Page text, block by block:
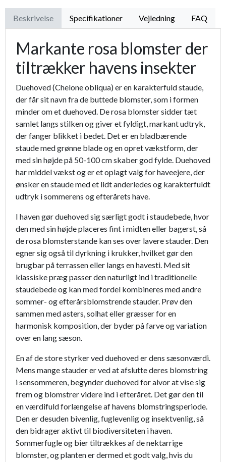
Beskrivelse Specifikationer Vejledning FAQ
Markante rosa blomster der
tiltrækker havens insekter
Duehoved (Chelone obliqua) er en karakterfuld staude,
der får sit navn fra de buttede blomster, som i formen
minder om et duehoved. De rosa blomster sidder tæt
samlet langs stilken og giver et fyldigt, markant udtryk,
der fanger blikket i bedet. Det er en bladbærende
staude med grønne blade og en opret vækstform, der
med sin højde på 50-100 cm skaber god fylde. Duehoved
har middel vækst og er et oplagt valg for haveejere, der
ønsker en staude med et lidt anderledes og karakterfuldt
udtryk i sommerens og efterårets have.
I haven gør duehoved sig særligt godt i staudebede, hvor
den med sin højde placeres fint i midten eller bagerst, så
de rosa blomsterstande kan ses over lavere stauder. Den
egner sig også til dyrkning i krukker, hvilket gør den
brugbar på terrassen eller langs en havesti. Med sit
klassiske præg passer den naturligt ind i traditionelle
staudebede og kan med fordel kombineres med andre
sommer- og efterårsblomstrende stauder. Prøv den
sammen med asters, solhat eller græsser for en
harmonisk komposition, der byder på farve og variation
over en lang sæson.
En af de store styrker ved duehoved er dens sæsonværdi.
Mens mange stauder er ved at afslutte deres blomstring
i sensommeren, begynder duehoved for alvor at vise sig
frem og blomstrer videre ind i efteråret. Det gør den til
en værdifuld forlængelse af havens blomstringsperiode.
Den er desuden bivenlig, fuglevenlig og insektvenlig, så
den bidrager aktivt til biodiversiteten i haven.
Sommerfugle og bier tiltrækkes af de nektarrige
blomster, og planten er dermed et godt valg, hvis du